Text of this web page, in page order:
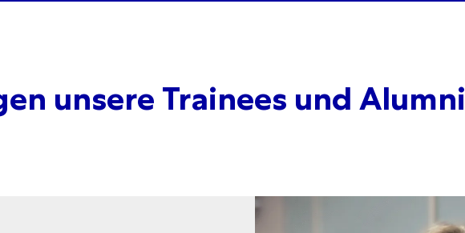
unsere Trainees und Alumni